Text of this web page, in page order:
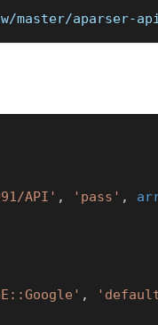
master/aparser-
API' , 'pass' ,
,